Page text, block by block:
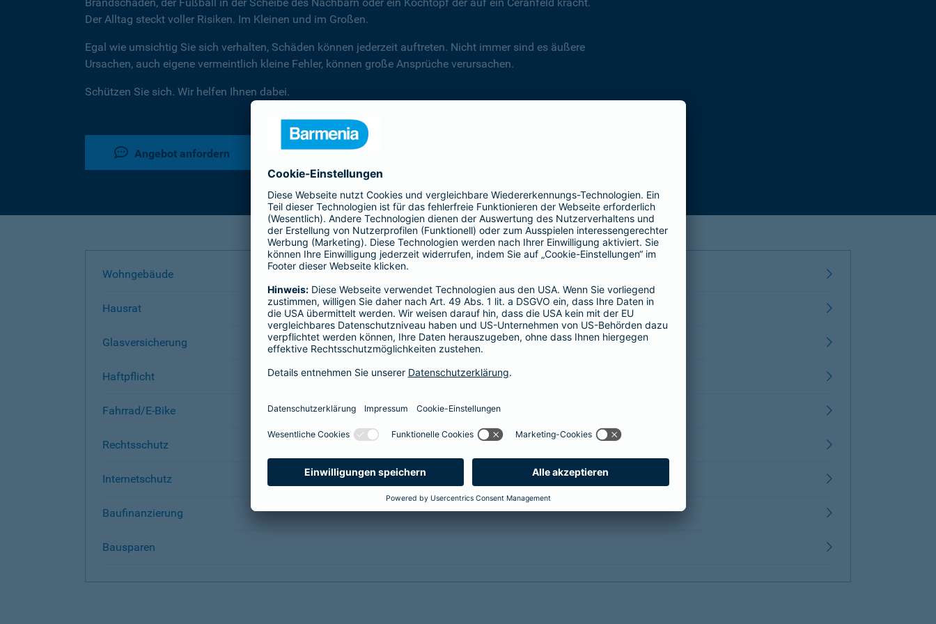
Der Alltag steckt voller Risiken. Im Kleinen und im Großen.
Egal wie umsichtig Sie sich verhalten, Schäden können jederzeit auftreten. Nicht immer sind es äußere
Ursachen, auch eigene vermeintlich kleine Fehler, können große Ansprüche verursachen.
Schützen Sie sich. Wir helfen Ihnen dabei.
Angebot anfordern
Wohngebäude
Hausrat
Glasversicherung
Haftpflicht
Fahrrad/E-Bike
Rechtsschutz
Internetschutz
Baufinanzierung
Bausparen